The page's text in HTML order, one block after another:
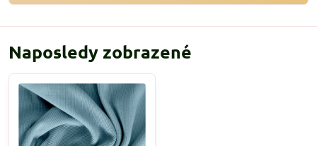
Naposledy zobrazené